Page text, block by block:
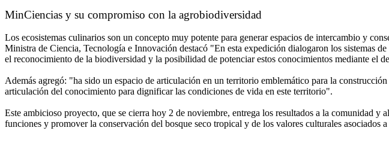
MinCiencias y su compromiso con la agrobiodiversidad
Los ecosistemas culinarios son un concepto muy potente para generar espacios de intercambio y
Ministra de Ciencia, Tecnología e Innovación destacó "En esta expedición dialogaron los sistemas
el reconocimiento de la biodiversidad y la posibilidad de potenciar estos conocimientos mediante el
Además agregó: "ha sido un espacio de articulación en un territorio emblemático para la
articulación del conocimiento para dignificar las condiciones de vida en este territorio".
Este ambicioso proyecto, que se cierra hoy 2 de noviembre, entrega los resultados a la comunidad
funciones y promover la conservación del bosque seco tropical y de los valores culturales asociados a